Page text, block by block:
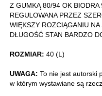
Z GUMKĄ 80/94 OK
REGULOWANA PRZEZ
WIĘKSZY ROZCIĄGANIU
DŁUGOŚĆ STAN BARDZO
ROZMIAR: 40 (L)
UWAGA: To nie jest autorski
w którym wystawiane są